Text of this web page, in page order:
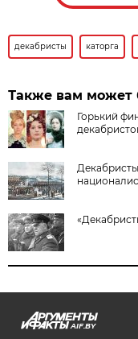
декабристы каторга
Также вам может
Горький
AIF.BY